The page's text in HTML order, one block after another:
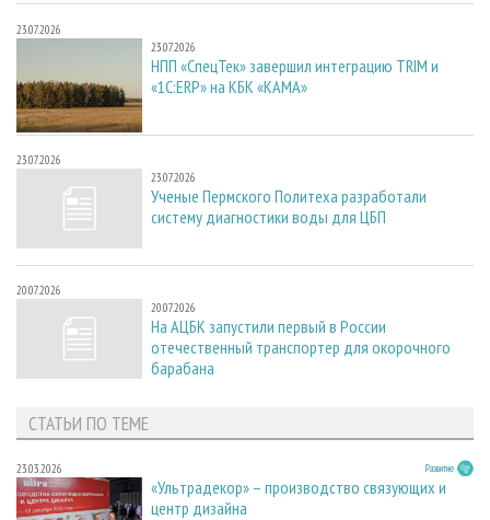
23.07.2026
23.07.2026
НПП «СпецТек» завершил интеграцию TRIM и
«1С:ERP» на КБК «КАМА»
23.07.2026
23.07.2026
Ученые Пермского Политеха разработали
систему диагностики воды для ЦБП
20.07.2026
20.07.2026
На АЦБК запустили первый в России
отечественный транспортер для окорочного
барабана
СТАТЬИ ПО ТЕМЕ
23.03.2026 Развитие
«Ультрадекор» – производство связующих и
центр дизайна